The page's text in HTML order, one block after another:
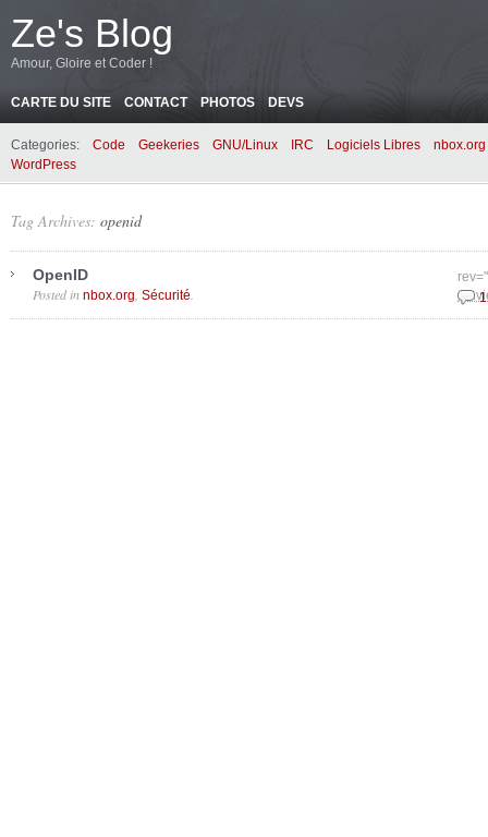
Ze's Blog
Amour, Gloire et Coder !
CARTE DU SITE CONTACT PHOTOS DEVS
Categories: Code Geekeries GNU/Linux IRC Logiciels Libres
nbox.org
WordPress
Tag Archives: openid
OpenID
Posted in nbox.org Sécurité